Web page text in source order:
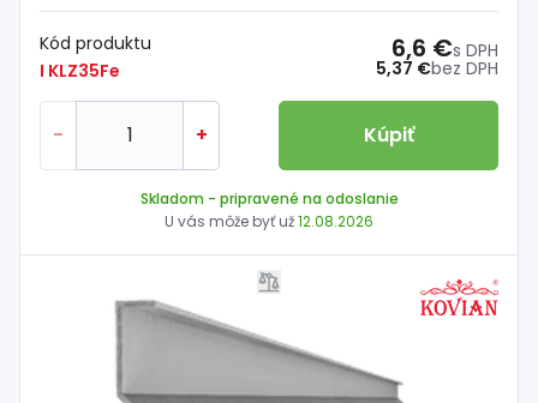
Kód produktu
I KLZ35Fe
5,37 €bez DPH
6,6 €s DPH
- + Kúpiť
Skladom - pripravené na odoslanie
U vás môže byť už12.08.2026